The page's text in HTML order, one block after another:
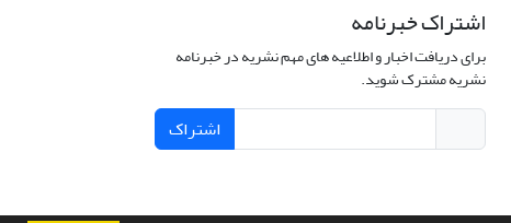
اشتراک خبرنامه
برای دریافت اخبار و اطلاعیه های مهم نشریه در خبرنامه
نشریه مشترک شوید.
اشتراک